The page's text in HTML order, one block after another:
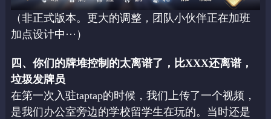
（非正式版本。更大的调整，团队小伙伴正在加班
加点设计中···）
四、你们的牌堆控制的太离谱了，比XXX还离谱，
垃圾发牌员
在第一次入驻taptap的时候，我们上传了一个视频，
是我们办公室旁边的学校留学生在玩的。当时还是